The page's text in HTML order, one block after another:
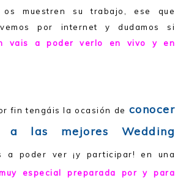
os muestren su trabajo, ese que
por internet y dudamos si
vais a poder verlo en vivo y en
fin tengáis la ocasión de conocer
a las mejores Wedding
a poder ver ¡y participar! en una
especial preparada por y para